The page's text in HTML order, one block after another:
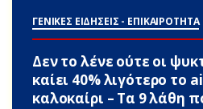
ΓΕΝΙΚΕΣ ΕΙΔΗΣΕΙΣ - ΕΠΙΚΑΙΡΟΤΗΤΑ
Δεν το λένε ούτε οι
καίει 40% λιγότερο το
καλοκαίρι – Τα 9 λάθη